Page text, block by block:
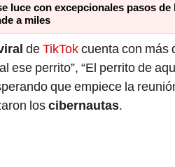
luce con excepcionales pasos
a miles
deTikTokcuenta con más
ese perrito”, “El perrito de
que empiece la
loscibernautas.